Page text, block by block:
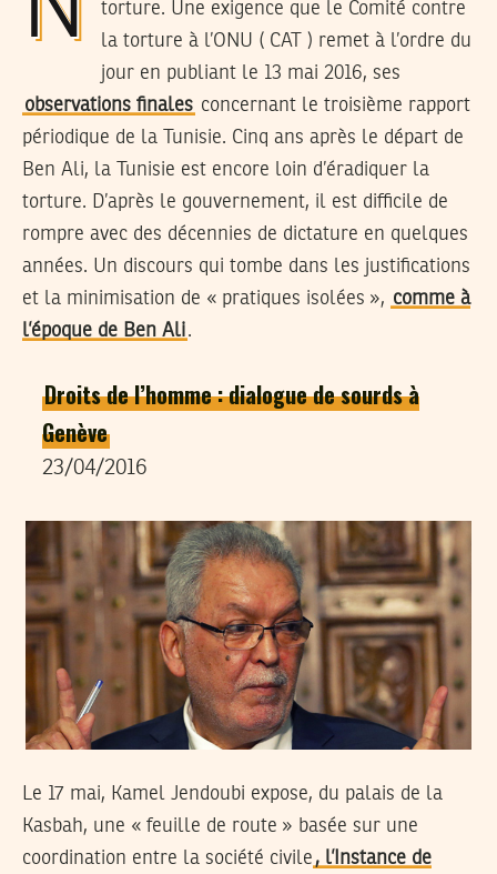
torture. Une exigence que le Comité contre
la torture à l’ONU ( CAT ) remet à l’ordre du
jour en publiant le 13 mai 2016, ses
observations finales concernant le troisième rapport
périodique de la Tunisie. Cinq ans après le départ de
Ben Ali, la Tunisie est encore loin d’éradiquer la
torture. D’après le gouvernement, il est difficile de
rompre avec des décennies de dictature en quelques
années. Un discours qui tombe dans les justifications
et la minimisation de « pratiques isolées », comme à
l’époque de Ben Ali.
Droits de l’homme : dialogue de sourds à
Genève
23/04/2016
Le 17 mai, Kamel Jendoubi expose, du palais de la
Kasbah, une « feuille de route » basée sur une
coordination entre la société civile , l’Instance de